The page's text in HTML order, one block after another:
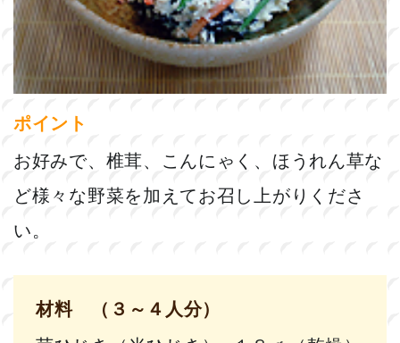
ポイント
お好みで、椎茸、こんにゃく、ほうれん草な
ど様々な野菜を加えてお召し上がりくださ
い。
材料 （３～４人分）